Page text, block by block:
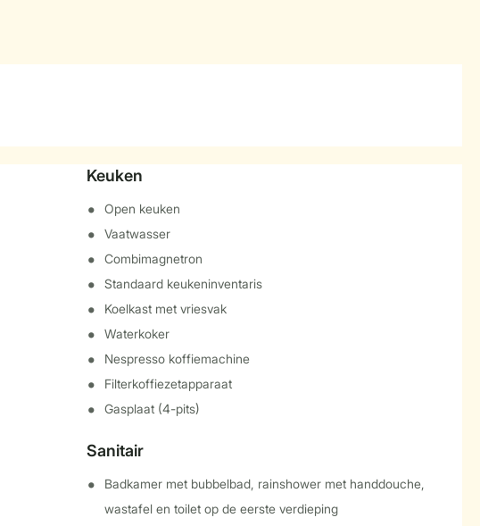
Keuken
Open keuken
Vaatwasser
Combimagnetron
Standaard keukeninventaris
Koelkast met vriesvak
Waterkoker
Nespresso koffiemachine
Filterkoffiezetapparaat
Gasplaat (4-pits)
Sanitair
Badkamer met bubbelbad, rainshower met handdouche,
wastafel en toilet op de eerste verdieping